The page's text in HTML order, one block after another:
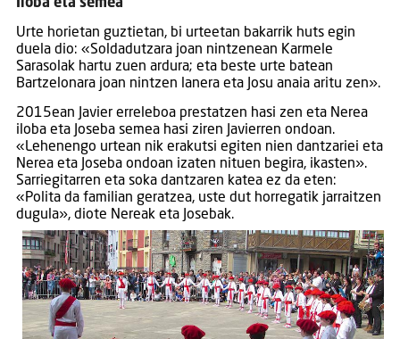
Iloba eta semea
Urte horietan guztietan, bi urteetan bakarrik huts egin
duela dio: «Soldadutzara joan nintzenean Karmele
Sarasolak hartu zuen ardura; eta beste urte batean
Bartzelonara joan nintzen lanera eta Josu anaia aritu zen».
2015ean Javier erreleboa prestatzen hasi zen eta Nerea
iloba eta Joseba semea hasi ziren Javierren ondoan.
«Lehenengo urtean nik erakutsi egiten nien dantzariei eta
Nerea eta Joseba ondoan izaten nituen begira, ikasten».
Sarriegitarren eta soka dantzaren katea ez da eten:
«Polita da familian geratzea, uste dut horregatik jarraitzen
dugula», diote Nereak eta Josebak.